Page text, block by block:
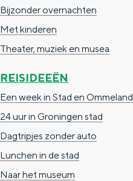
Bijzonder overnachten
Met kinderen
Theater, muziek en musea
REISIDEEËN
Een week in Stad en Ommeland
24 uur in Groningen stad
Dagtripjes zonder auto
Lunchen in de stad
Naar het museum